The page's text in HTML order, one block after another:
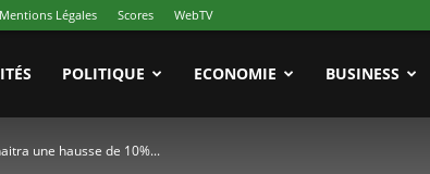
Mentions Légales Scores WebTV
POLITIQUE ECONOMIE BUSINESS
une hausse de 10%...